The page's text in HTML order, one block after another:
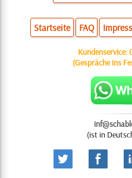
Startseite FAQ
Kundenservice:
(Gespräche ins
(ist in